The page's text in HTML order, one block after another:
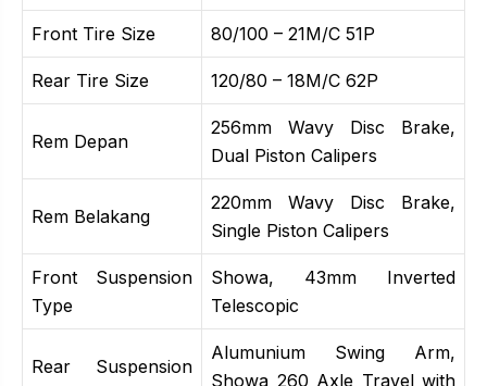
Front Tire Size 80/100 – 21M/C 51P
Rear Tire Size 120/80 – 18M/C 62P
Rem Depan
256mm Wavy Disc Brake,
Dual Piston Calipers
Rem Belakang
220mm Wavy Disc Brake,
Single Piston Calipers
Front Suspension
Type
Showa, 43mm Inverted
Telescopic
Rear Suspension
Alumunium Swing Arm,
Showa 260 Axle Travel with